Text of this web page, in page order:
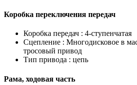
Коробка переключения передач
Коробка передач : 4-ступенчатая
Сцепление : Многодисковое в
тросовый привод
Тип привода : цепь
Рама, ходовая часть